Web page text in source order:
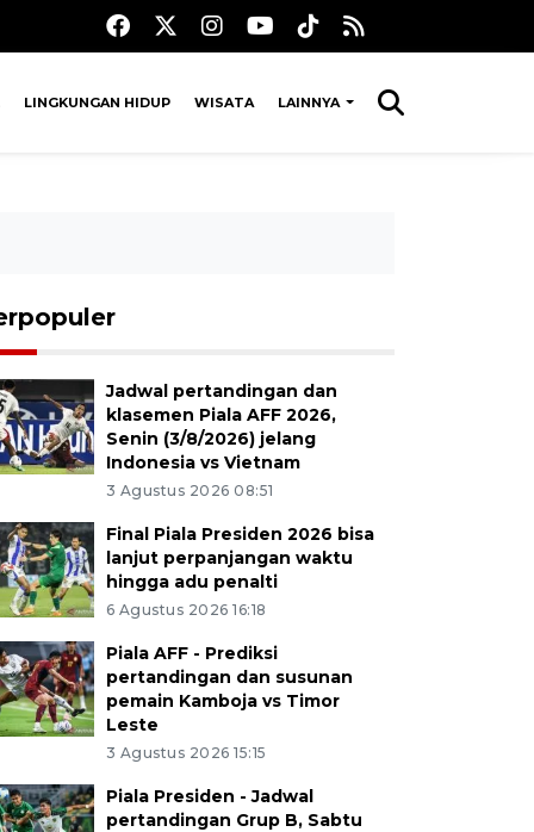
LINGKUNGAN HIDUP WISATA LAINNYA
Jadwal pertandingan dan
klasemen Piala AFF 2026,
Senin (3/8/2026) jelang
Indonesia vs Vietnam
3 Agustus 2026 08:51
Final Piala Presiden 2026 bisa
lanjut perpanjangan waktu
hingga adu penalti
6 Agustus 2026 16:18
Piala AFF - Prediksi
pertandingan dan susunan
pemain Kamboja vs Timor
Leste
3 Agustus 2026 15:15
Piala Presiden - Jadwal
pertandingan Grup B, Sabtu